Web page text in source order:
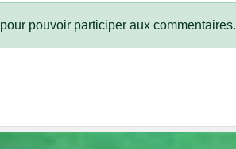
pour pouvoir participer aux commentaires.